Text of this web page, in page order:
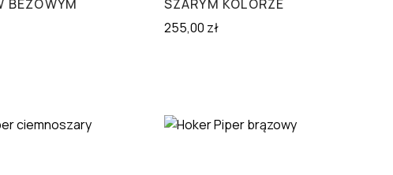
BEŻOWYM
SZARYM KOLORZE
255,00 zł